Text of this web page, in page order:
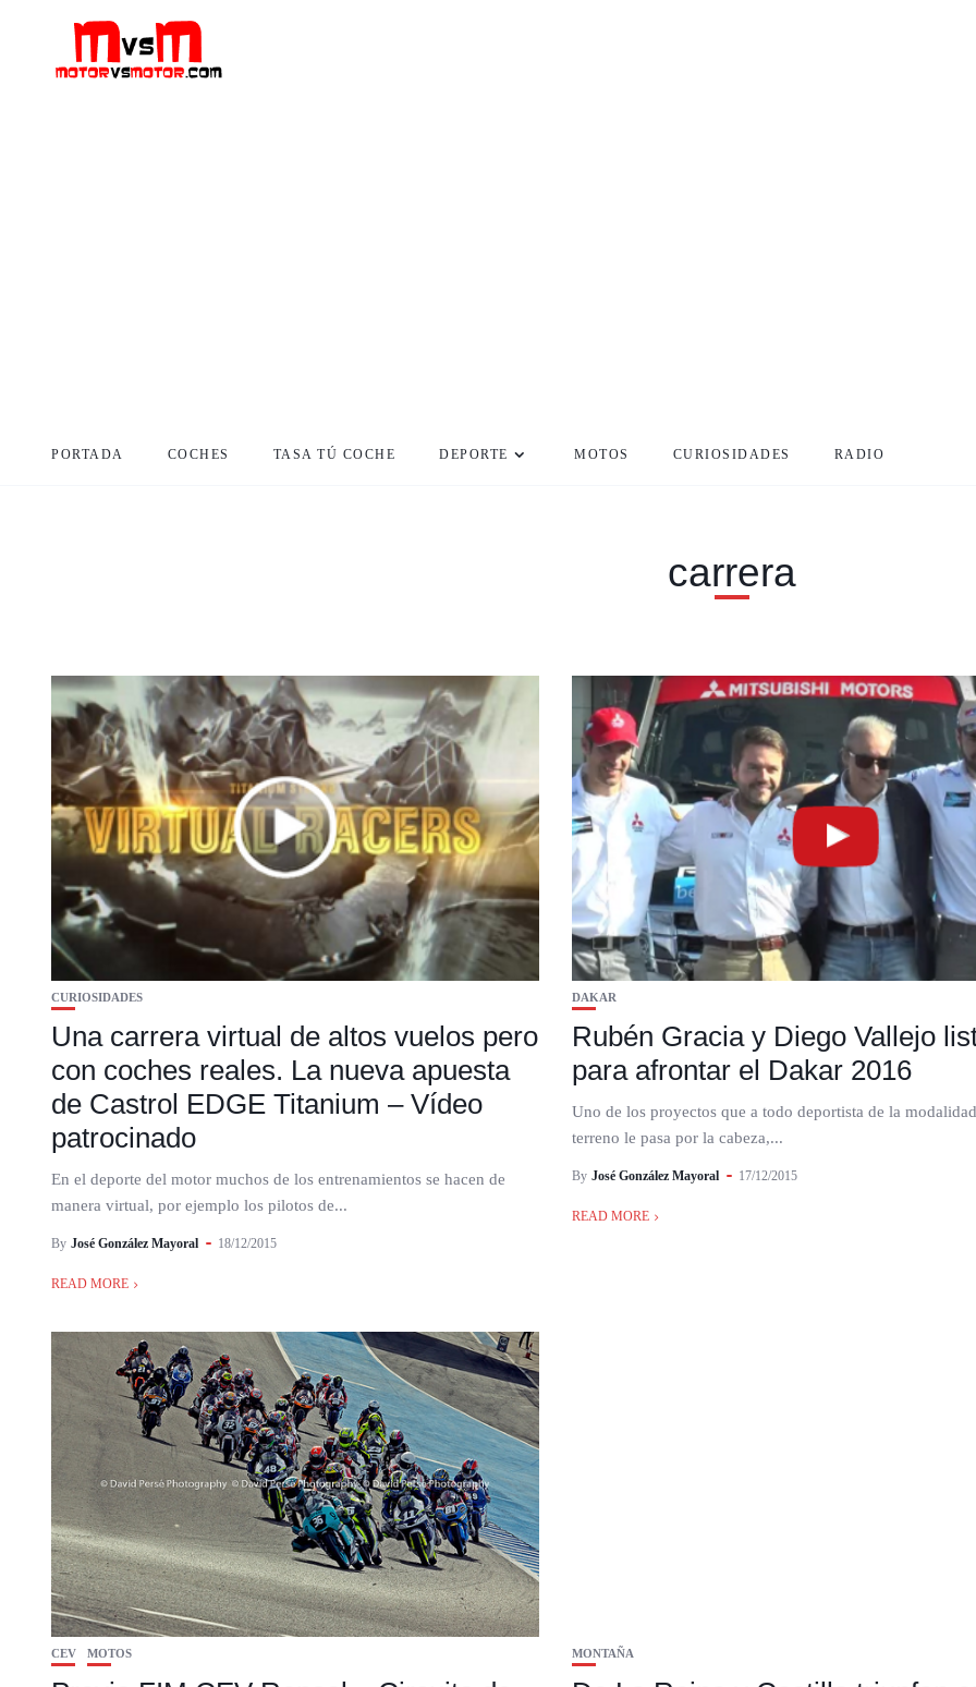
PORTADA COCHES TASA TÚ COCHE DEPORTE MOTOS CURIOSIDADES RADIO
carrera
CURIOSIDADES
Una carrera virtual de altos vuelos pero
con coches reales. La nueva apuesta
de Castrol EDGE Titanium – Vídeo
patrocinado
En el deporte del motor muchos de los entrenamientos se hacen de
manera virtual, por ejemplo los pilotos de...
By José González Mayoral 18/12/2015
READ MORE
DAKAR
Rubén Gracia y Diego Vallejo
para afrontar el Dakar 2016
Uno de los proyectos que a todo deportista de la
terreno le pasa por la cabeza,...
By José González Mayoral 17/12/2015
READ MORE
CEV MOTOS MONTAÑA